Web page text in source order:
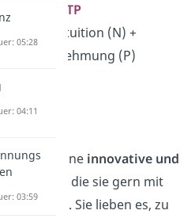
— ENTP
(E) + Intuition (N) +
+ Wahrnehmung (P)
haben eine innovative und
, die sie gern mit
teilen. Sie lieben es, zu
05:28
04:11
03:59